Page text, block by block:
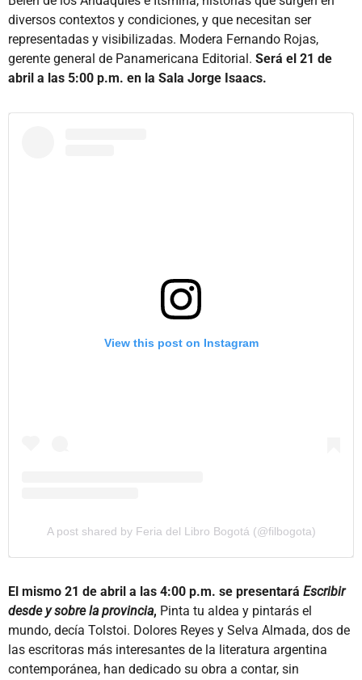
diversos contextos y condiciones, y que necesitan ser
representadas y visibilizadas. Modera Fernando Rojas,
gerente general de Panamericana Editorial. Será el 21 de
abril a las 5:00 p.m. en la Sala Jorge Isaacs.
View this post on Instagram
A post shared by Feria del Libro Bogotá (@filbogota)
El mismo 21 de abril a las 4:00 p.m. se presentará Escribir
desde y sobre la provincia, Pinta tu aldea y pintarás el
mundo, decía Tolstoi. Dolores Reyes y Selva Almada, dos de
las escritoras más interesantes de la literatura argentina
contemporánea, han dedicado su obra a contar, sin